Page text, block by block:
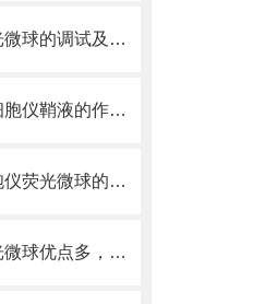
贝克曼流式细胞仪荧光微球的调试及使用
一文详细贝克曼流式细胞仪鞘液的作用原理
你了解贝克曼流式细胞仪荧光微球的制备之怎样的吗
贝克曼流式细胞仪荧光微球优点多，实用效果好